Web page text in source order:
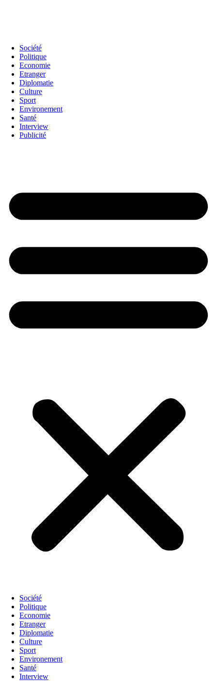
Société
Politique
Economie
Etranger
Diplomatie
Culture
Sport
Environement
Santé
Interview
Publicité
Société
Politique
Economie
Etranger
Diplomatie
Culture
Sport
Environement
Santé
Interview